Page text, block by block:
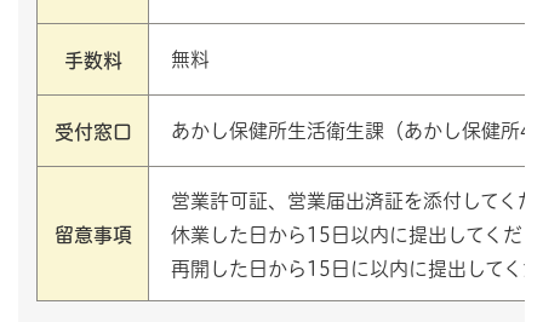
手数料 無料
受付窓口 あかし保健所生活衛生課（あかし保健所4
留意事項
営業許可証、営業届出済証を添付してくだ
休業した日から15日以内に提出してくだ
再開した日から15日に以内に提出してく